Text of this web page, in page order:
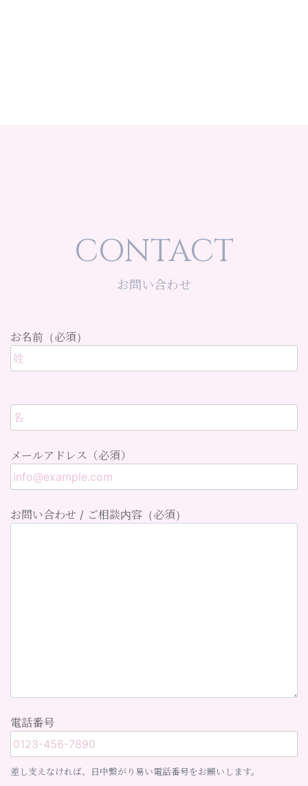
CONTACT
お問い合わせ
お名前（必須）
メールアドレス（必須）
お問い合わせ / ご相談内容（必須）
電話番号
差し支えなければ、日中繋がり易い電話番号をお願いします。